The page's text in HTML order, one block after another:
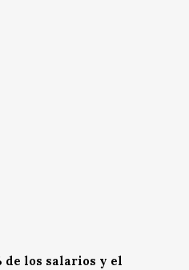
de los salarios y el